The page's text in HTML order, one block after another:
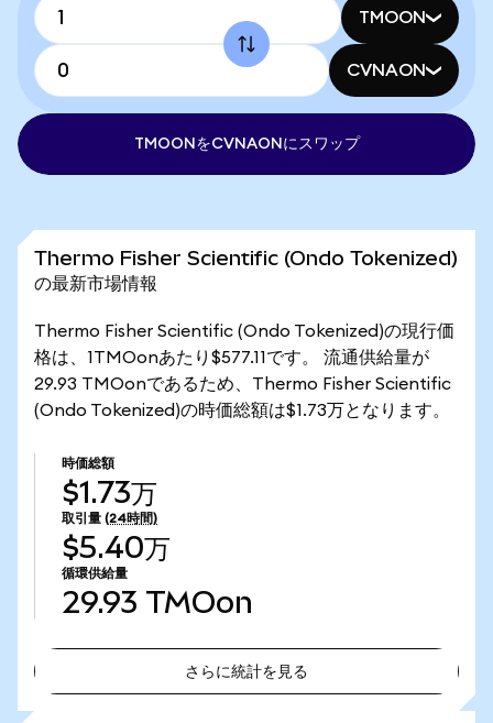
TMOON
CVNAON
TMOONをCVNAONにスワップ
Thermo Fisher Scientific (Ondo Tokenized)
の最新市場情報
Thermo Fisher Scientific (Ondo Tokenized)の現行価
格は、1TMOonあたり$577.11です。 流通供給量が
29.93 TMOonであるため、Thermo Fisher Scientific
(Ondo Tokenized)の時価総額は$1.73万となります。
時価総額
$1.73万
取引量 (24時間)
$5.40万
循環供給量
29.93 TMOon
さらに統計を見る